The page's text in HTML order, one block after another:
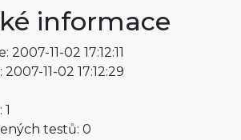
informace
11-02 17:12:11
11-02 17:12:29
testů: 0